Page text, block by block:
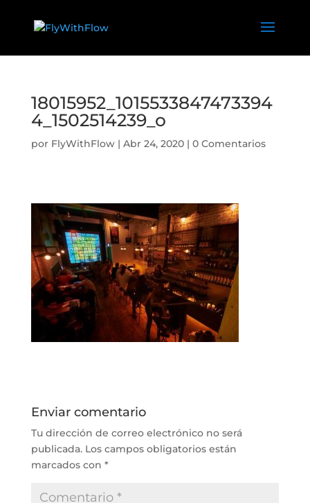
18015952_1015533847473394
4_1502514239_o
por FlyWithFlow| Abr 24, 2020| 0 Comentarios
Enviar comentario
Tu dirección de correo electrónico no será
publicada. Los campos obligatorios están
marcados con *